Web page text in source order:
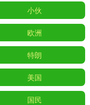
小伙
欧洲
特朗
美国
国民